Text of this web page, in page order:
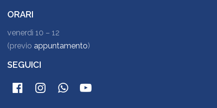
ORARI
venerdì 10 – 12
(previo appuntamento)
SEGUICI